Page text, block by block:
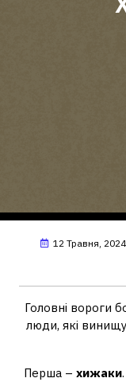
12 Травня, 2024
Головні вороги
люди, які
Перша – хижаки